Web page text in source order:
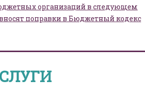
организаций в следующем
поправки в Бюджетный кодекс